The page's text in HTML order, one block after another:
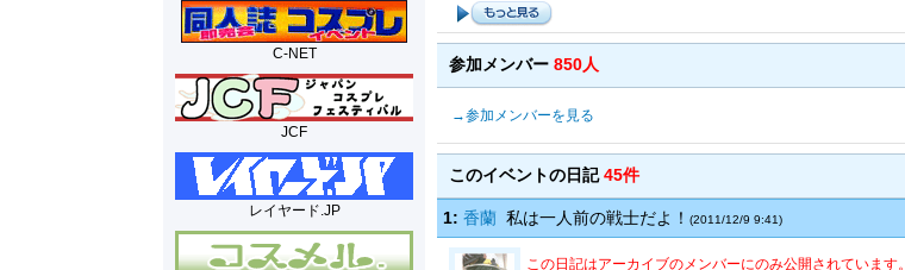
C-NET
JCF
レイヤード.JP
参加メンバー 850人
→参加メンバーを見る
このイベントの日記45件
1: 香蘭 私は一人前の戦士だよ！ (2011/12/9 9:41)
この日記はアーカイブのメンバーにのみ公開されています。